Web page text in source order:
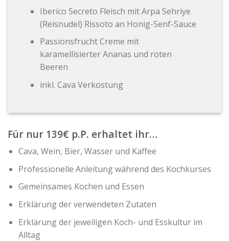
Iberico Secreto Fleisch mit Arpa Sehriye
(Reisnudel) Rissoto an Honig-Senf-Sauce
Passionsfrucht Creme mit
karamellisierter Ananas und roten
Beeren
inkl. Cava Verkostung
Für nur 139€ p.P. erhaltet ihr…
Cava, Wein, Bier, Wasser und Kaffee
Professionelle Anleitung während des Kochkurses
Gemeinsames Kochen und Essen
Erklärung der verwendeten Zutaten
Erklärung der jeweiligen Koch- und Esskultur im
Alltag